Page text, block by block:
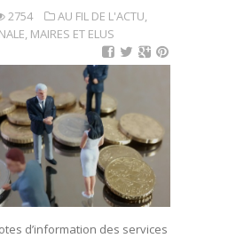
2754 AU FIL DE L'ACTU,
, MAIRES ET ELUS
d’information des services